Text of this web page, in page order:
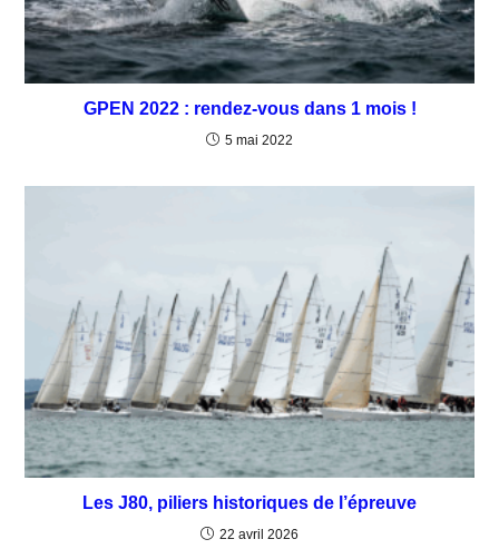
GPEN 2022 : rendez-vous dans 1 mois !
5 mai 2022
Les J80, piliers historiques de l’épreuve
22 avril 2026